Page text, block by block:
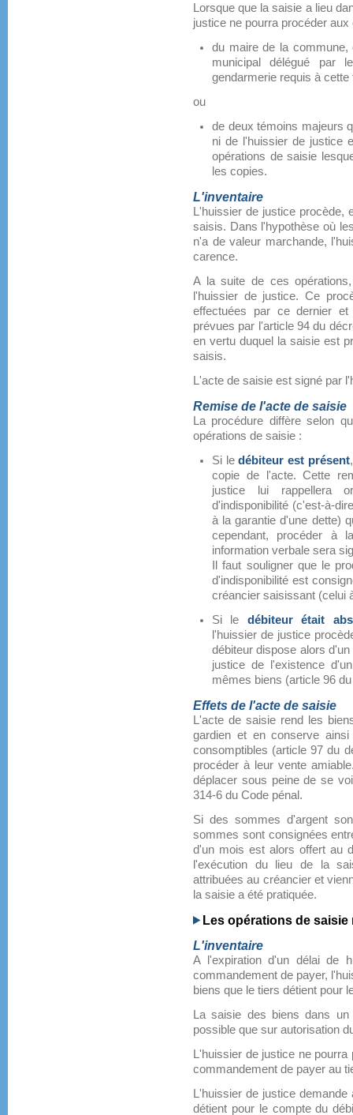
Lorsque que la saisie a lieu
justice ne pourra procéder
du maire de la commune,
municipal délégué par
gendarmerie requis à cette
ou
de deux témoins majeurs
ni de l'huissier de justice
opérations de saisie
les copies.
L'inventaire
L'huissier de justice
saisis. Dans l'hypothèse où
n'a de valeur marchande,
carence.
A la suite de ces
l'huissier de justice. Ce
effectuées par ce dernier
prévues par l'article 94 du
en vertu duquel la saisie est
saisis.
L'acte de saisie est signé par
Remise de l'acte de saisie
La procédure diffère selon
opérations de saisie :
Si ledébiteur est présent
copie de l'acte. Cette
justice lui rappellera
d'indisponibilité (c'est-à-
à la garantie d'une dette)
cependant, procéder à
information verbale sera
Il faut souligner que le
d'indisponibilité est
créancier saisissant (celui
Si le débiteur était
l'huissier de justice
débiteur dispose alors
justice de l'existence
mêmes biens (article 96
Effets de l'acte de saisie
L'acte de saisie rend les
gardien et en conserve
consomptibles (article 97 du
procéder à leur vente
déplacer sous peine de se
314-6 du Code pénal.
Si des sommes d'argent
sommes sont consignées
d'un mois est alors offert au
l'exécution du lieu de la
attribuées au créancier et
la saisie a été pratiquée.
Les opérations de
L'inventaire
A l'expiration d'un délai de
commandement de payer,
biens que le tiers détient pour
La saisie des biens dans
possible que sur autorisation
L'huissier de justice ne
commandement de payer au
L'huissier de justice
détient pour le compte du